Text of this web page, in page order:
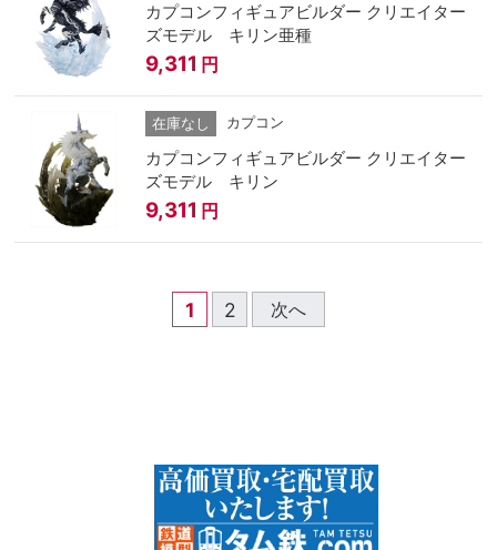
カプコンフィギュアビルダー クリエイター
ズモデル キリン亜種
9,311 円
在庫なし カプコン
カプコンフィギュアビルダー クリエイター
ズモデル キリン
9,311 円
1 2 次へ